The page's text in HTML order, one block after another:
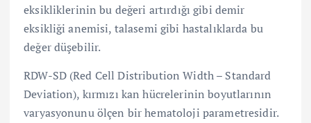
eksikliklerinin bu değeri artırdığı gibi demir
eksikliği anemisi, talasemi gibi hastalıklarda bu
değer düşebilir.
RDW-SD (Red Cell Distribution Width – Standard
Deviation), kırmızı kan hücrelerinin boyutlarının
varyasyonunu ölçen bir hematoloji parametresidir.